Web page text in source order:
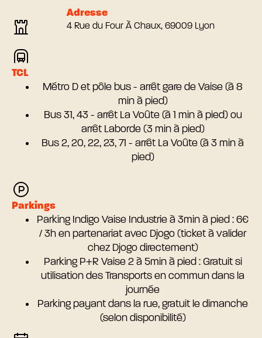
Adresse
4 Rue du Four À Chaux, 69009 Lyon
TCL
Métro D et pôle bus - arrêt gare de Vaise (à 8
min à pied)
Bus 31, 43 - arrêt La Voûte (à 1 min à pied) ou
arrêt Laborde (3 min à pied)
Bus 2, 20, 22, 23, 71 - arrêt La Voûte (à 3 min à
pied)
Parkings
Parking Indigo Vaise Industrie à 3min à pied : 6€
/ 3h en partenariat avec Djogo (ticket à valider
chez Djogo directement)
Parking P+R Vaise 2 à 5min à pied : Gratuit si
utilisation des Transports en commun dans la
journée
Parking payant dans la rue, gratuit le dimanche
(selon disponibilité)